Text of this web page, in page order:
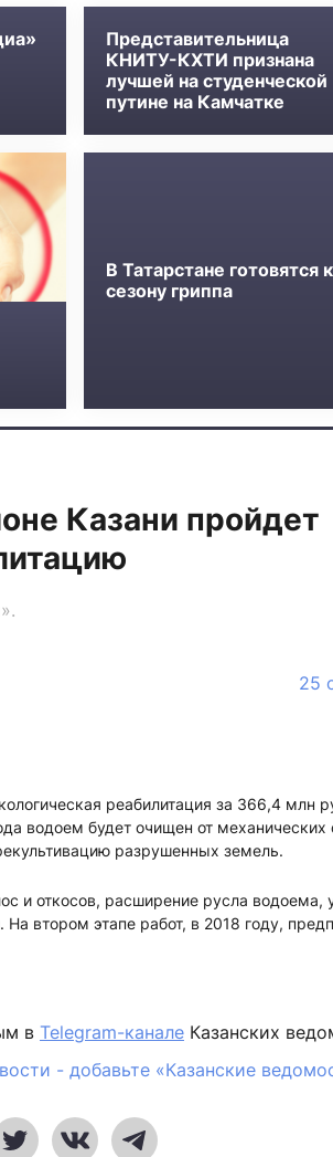
Представительница
КНИТУ-КХТИ признана
лучшей на студенческой
путине на Камчатке
В Татарстане готовятся к
сезону гриппа
Казани пройдет
25
реабилитация за 366,4 млн
водоем будет очищен от механических
разрушенных земель.
и откосов, расширение русла водоема,
втором этапе работ, в 2018 году,
в Telegram-канале Казанских
- добавьте «Казанские